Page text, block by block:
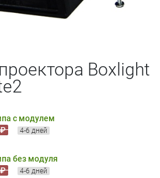
Boxlight
с модулем
4-6 дней
без модуля
4-6 дней